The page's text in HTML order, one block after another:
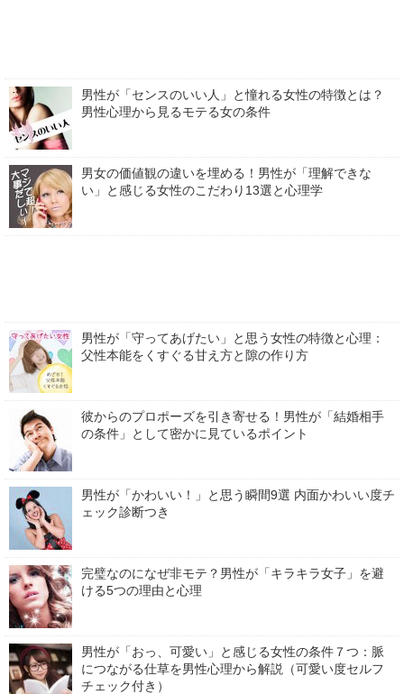
男性が「センスのいい人」と憧れる女性の特徴とは？
男性心理から見るモテる女の条件
男女の価値観の違いを埋める！男性が「理解できな
い」と感じる女性のこだわり13選と心理学
男性が「守ってあげたい」と思う女性の特徴と心理：
父性本能をくすぐる甘え方と隙の作り方
彼からのプロポーズを引き寄せる！男性が「結婚相手
の条件」として密かに見ているポイント
男性が「かわいい！」と思う瞬間9選 内面かわいい度チ
ェック診断つき
完璧なのになぜ非モテ？男性が「キラキラ女子」を避
ける5つの理由と心理
男性が「おっ、可愛い」と感じる女性の条件７つ：脈
につながる仕草を男性心理から解説（可愛い度セルフ
チェック付き）